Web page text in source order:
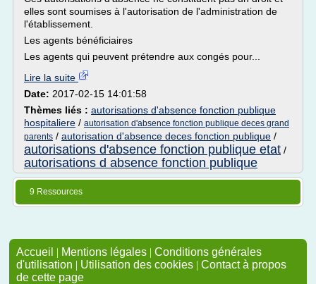
elles sont soumises à l'autorisation de l'administration de
l'établissement.
Les agents bénéficiaires
Les agents qui peuvent prétendre aux congés pour...
Lire la suite
Date: 2017-02-15 14:01:58
Thèmes liés : autorisations d'absence fonction publique
hospitaliere / autorisation d'absence fonction publique deces grand
parents / autorisation d'absence deces fonction publique /
autorisations d'absence fonction publique etat /
autorisations d absence fonction publique
9 Ressources
Accueil | Mentions légales | Conditions générales
d'utilisation | Utilisation des cookies | Contact à propos
de cette page